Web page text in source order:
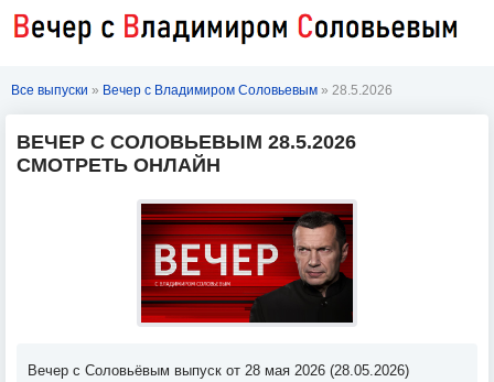
Все выпуски » Вечер с Владимиром Соловьевым » 28.5.2026
ВЕЧЕР С СОЛОВЬЕВЫМ 28.5.2026
СМОТРЕТЬ ОНЛАЙН
Вечер с Соловьёвым выпуск от 28 мая 2026 (28.05.2026)